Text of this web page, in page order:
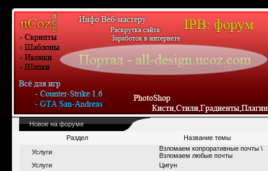
Новое на форуме
Раздел
Название темы
Услуги
Взломаем копроративные почты \
Взломаем любые почты
Услуги
Цигун